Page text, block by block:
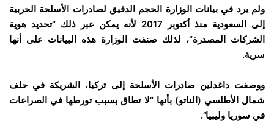
ولم يرد في بيانات الوزارة الحجم الدقيق لصادرات الأسلحة الحربية
إلى السعودية منذ أكتوبر 2017 لأنه يمكن عبر ذلك “تحديد هوية
الشركات المصدرة”، لذلك صنفت الوزارة هذه البيانات على أنها
سرية.
ووصفت داغدلين صادرات الأسلحة إلى تركيا، الشريكة في حلف
شمال الأطلسي (الناتو) بأنها “لا تطاق بسبب تورطها في الصراعات
في سوريا وليبيا”.